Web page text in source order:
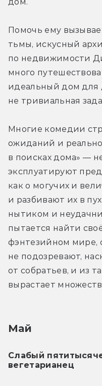
Помочь ему
тьмы, искусный
по недвижимости
много
идеальный дом для
не тривиальная
Многие комедии
ожиданий и
в поисках дома» —
эксплуатируют
как о могучих и
и разбивают их в
нытиком и
пытается найти
фэнтезийном мире,
не подозревают,
от собратьев, и из
вырастает
Май
Слабый
вегетарианец